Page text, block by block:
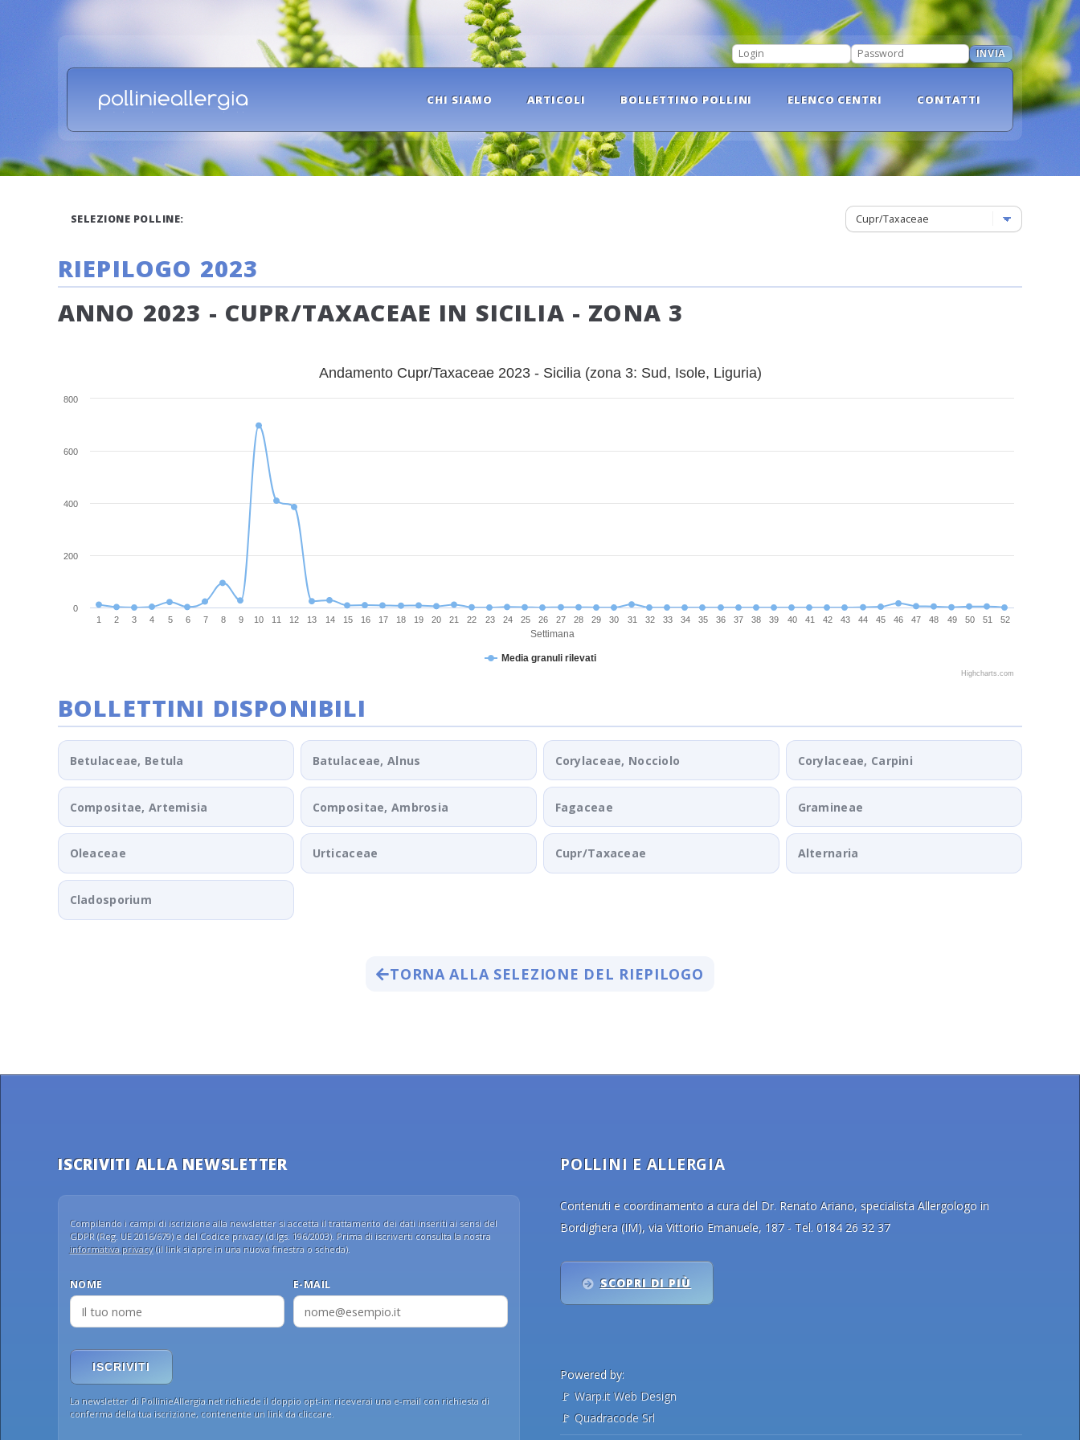
LOGIN
PASSWORD
INVIA
CHI SIAMO ARTICOLI BOLLETTINO POLLINI ELENCO CENTRI CONTATTI
SELEZIONE POLLINE:
RIEPILOGO 2023
ANNO 2023 - CUPR/TAXACEAE IN SICILIA - ZONA 3
Settimana
Andamento Cupr/Taxaceae 2023 - Sicilia (zona 3: Sud, Isole, Liguria)
Media granuli rilevati
1 2 3 4 5 6 7 8 9 10 11 12 13 14 15 16 17 18 19 20 21 22 23 24 25 26 27 28 29 30 31 32 33 34 35 36 37 38 39 40 41 42 43 44 45 46 47 48 49 50 51 52
0
200
400
600
800
Highcharts.com
BOLLETTINI DISPONIBILI
Betulaceae, Betula Batulaceae, Alnus Corylaceae, Nocciolo Corylaceae, Carpini
Compositae, Artemisia Compositae, Ambrosia Fagaceae Gramineae
Oleaceae Urticaceae Cupr/Taxaceae Alternaria
Cladosporium
TORNA ALLA SELEZIONE DEL RIEPILOGO
ISCRIVITI ALLA NEWSLETTER
Compilando i campi di iscrizione alla newsletter si accetta il trattamento dei dati inseriti ai sensi del
GDPR (Reg. UE 2016/679) e del Codice privacy (d.lgs. 196/2003). Prima di iscriverti consulta la nostra
informativa privacy(il link si apre in una nuova finestra o scheda).
NOME E-MAIL
ISCRIVITI
La newsletter di PollinieAllergia.net richiede il doppio opt-in: riceverai una e-mail con richiesta di
conferma della tua iscrizione, contenente un link da cliccare.
POLLINI E ALLERGIA
Contenuti e coordinamento a cura del Dr. Renato Ariano, specialista Allergologo in
Bordighera (IM), via Vittorio Emanuele, 187 - Tel. 0184 26 32 37
SCOPRI DI PIÙ
Powered by:
🚩Warp.it Web Design
🚩 Quadracode Srl